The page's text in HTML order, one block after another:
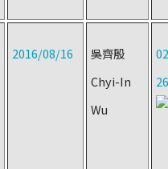
2016/08/16
吳齊殷
Chyi-In
Wu